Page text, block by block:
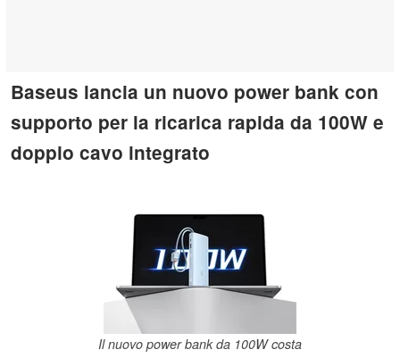
Baseus lancia un nuovo power bank con
supporto per la ricarica rapida da 100W e
doppio cavo integrato
Il nuovo power bank da 100W costa